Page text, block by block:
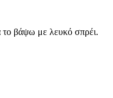
βάψω με λευκό σπρέι.